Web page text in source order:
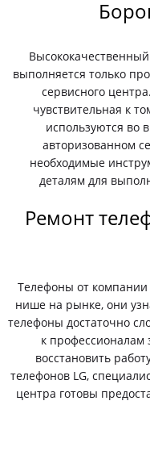
выполняется только
сервисного
чувствительная к
используются во
авторизованном
необходимые
деталям для
Ремонт
Телефоны от компании
нише на рынке, они
телефоны достаточно
к
восстановить
телефонов LG,
центра готовы